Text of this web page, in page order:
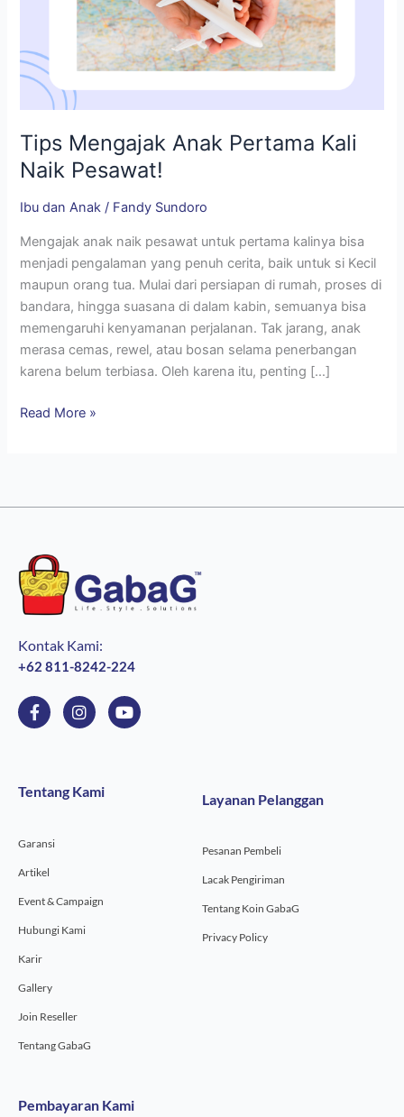
Tips Mengajak Anak Pertama Kali
Naik Pesawat!
Ibu dan Anak / Fandy Sundoro
Mengajak anak naik pesawat untuk pertama kalinya bisa
menjadi pengalaman yang penuh cerita, baik untuk si Kecil
maupun orang tua. Mulai dari persiapan di rumah, proses di
bandara, hingga suasana di dalam kabin, semuanya bisa
memengaruhi kenyamanan perjalanan. Tak jarang, anak
merasa cemas, rewel, atau bosan selama penerbangan
karena belum terbiasa. Oleh karena itu, penting […]
Read More »
Kontak Kami:
+62 811-8242-224
F
a
o
o
f
I
n
g
r
Y
o
Tentang Kami
Garansi
Artikel
Event & Campaign
Hubungi Kami
Karir
Gallery
Join Reseller
Tentang GabaG
Layanan Pelanggan
Pesanan Pembeli
Lacak Pengiriman
Tentang Koin GabaG
Privacy Policy
Pembayaran Kami